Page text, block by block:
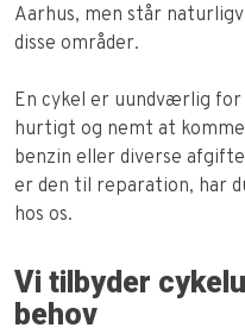
Aarhus, men står
disse områder.
En cykel er uundværlig
hurtigt og nemt at
benzin eller diverse
er den til reparation, har
hos os.
Vi tilbyder
behov